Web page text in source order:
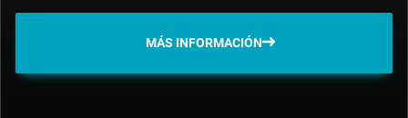
MÁS INFORMACIÓN